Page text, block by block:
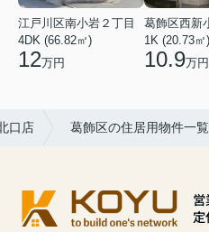
江戸川区南小岩２丁目
4DK (66.82㎡)
12万円
葛飾区西新
1K (20.73㎡)
10.9万円
口店 葛飾区の住居用物件一覧